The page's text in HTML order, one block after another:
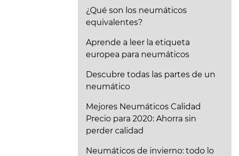
¿Qué son los neumáticos
equivalentes?
Aprende a leer la etiqueta
europea para neumáticos
Descubre todas las partes de un
neumático
Mejores Neumáticos Calidad
Precio para 2020: Ahorra sin
perder calidad
Neumáticos de invierno: todo lo